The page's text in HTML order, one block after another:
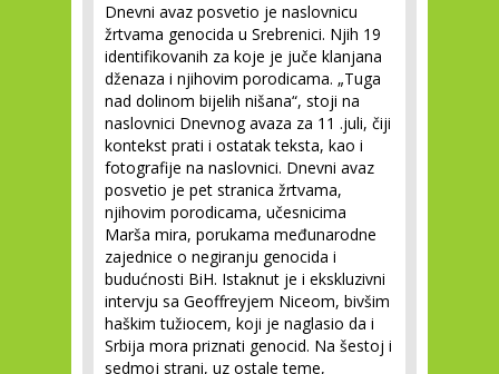
Dnevni avaz posvetio je naslovnicu
žrtvama genocida u Srebrenici. Njih 19
identifikovanih za koje je juče klanjana
dženaza i njihovim porodicama. „Tuga
nad dolinom bijelih nišana“, stoji na
naslovnici Dnevnog avaza za 11 .juli, čiji
kontekst prati i ostatak teksta, kao i
fotografije na naslovnici. Dnevni avaz
posvetio je pet stranica žrtvama,
njihovim porodicama, učesnicima
Marša mira, porukama međunarodne
zajednice o negiranju genocida i
budućnosti BiH. Istaknut je i ekskluzivni
intervju sa Geoffreyjem Niceom, bivšim
haškim tužiocem, koji je naglasio da i
Srbija mora priznati genocid. Na šestoj i
sedmoj strani, uz ostale teme,